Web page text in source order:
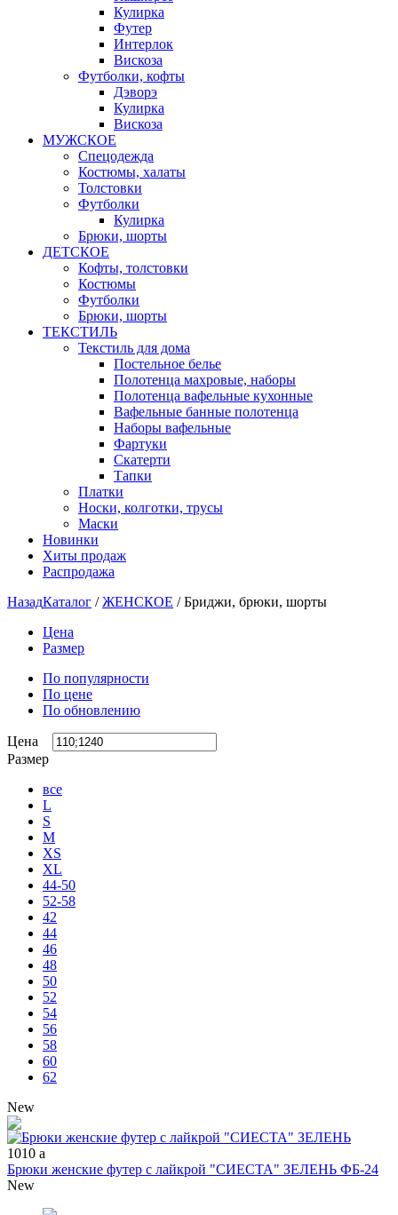
Кулирка
Футер
Интерлок
Вискоза
Футболки, кофты
Дэворэ
Кулирка
Вискоза
МУЖСКОЕ
Спецодежда
Костюмы, халаты
Толстовки
Футболки
Кулирка
Брюки, шорты
ДЕТСКОЕ
Кофты, толстовки
Костюмы
Футболки
Брюки, шорты
ТЕКСТИЛЬ
Текстиль для дома
Постельное белье
Полотенца махровые, наборы
Полотенца вафельные кухонные
Вафельные банные полотенца
Наборы вафельные
Фартуки
Скатерти
Тапки
Платки
Носки, колготки, трусы
Маски
Новинки
Хиты продаж
Распродажа
НазадКаталог /ЖЕНСКОЕ /Бриджи, брюки, шорты
Цена
Размер
По популярности
По цене
По обновлению
Цена
Размер
все
L
S
M
XS
XL
44-50
52-58
42
44
46
48
50
52
54
56
58
60
62
New
1010 a
Брюки женские футер с лайкрой "СИЕСТА" ЗЕЛЕНЬ ФБ-24
New